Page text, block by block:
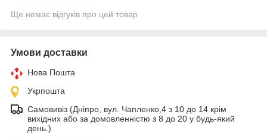
Ще немає відгуків про цей товар
Умови доставки
Нова Пошта
Укрпошта
Самовивіз (Дніпро, вул. Чапленко,4 з 10 до 14 крім
вихідних або за домовленністю з 8 до 20 у будь-який
день.)